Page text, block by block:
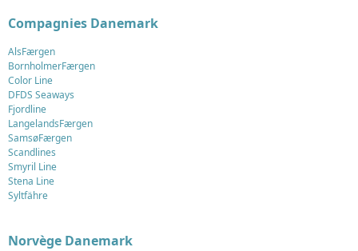
Compagnies Danemark
AlsFærgen
BornholmerFærgen
Color Line
DFDS Seaways
Fjordline
LangelandsFærgen
SamsøFærgen
Scandlines
Smyril Line
Stena Line
Syltfähre
Norvège Danemark